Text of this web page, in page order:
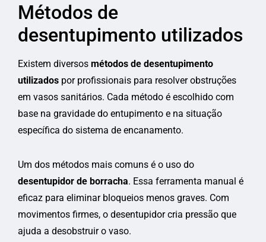
Métodos de
desentupimento utilizados
Existem diversos métodos de desentupimento
utilizados por profissionais para resolver obstruções
em vasos sanitários. Cada método é escolhido com
base na gravidade do entupimento e na situação
específica do sistema de encanamento.
Um dos métodos mais comuns é o uso do
desentupidor de borracha. Essa ferramenta manual é
eficaz para eliminar bloqueios menos graves. Com
movimentos firmes, o desentupidor cria pressão que
ajuda a desobstruir o vaso.